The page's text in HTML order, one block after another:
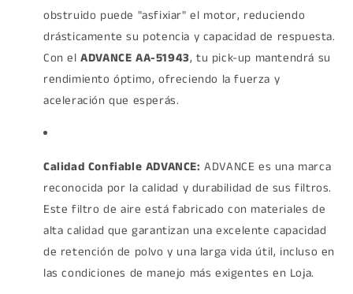
obstruido puede "asfixiar" el motor, reduciendo
drásticamente su potencia y capacidad de respuesta.
Con elADVANCE AA-51943, tu pick-up mantendrá su
rendimiento óptimo, ofreciendo la fuerza y
aceleración que esperás.
Calidad Confiable ADVANCE: ADVANCE es una marca
reconocida por la calidad y durabilidad de sus filtros.
Este filtro de aire está fabricado con materiales de
alta calidad que garantizan una excelente capacidad
de retención de polvo y una larga vida útil, incluso en
las condiciones de manejo más exigentes en Loja.